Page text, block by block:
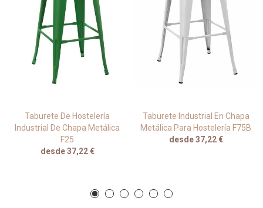
Taburete De Hostelería
Industrial De Chapa Metálica
F25
desde 37,22 €
Taburete Industrial En Chapa
Metálica Para Hostelería F75B
desde 37,22 €